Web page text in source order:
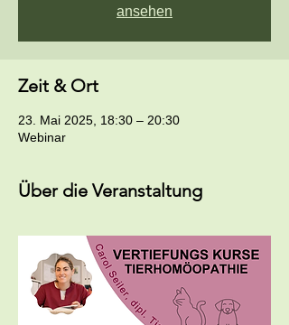
ansehen
Zeit & Ort
23. Mai 2025, 18:30 – 20:30
Webinar
Über die Veranstaltung